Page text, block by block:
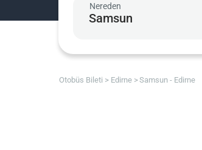
Nereden
Otobüs Bileti Edirne Samsun - Edirne